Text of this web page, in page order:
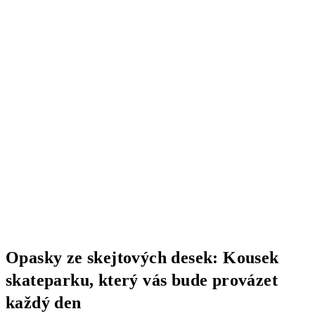
Opasky ze skejtových desek: Kousek
skateparku, který vás bude provázet
každý den